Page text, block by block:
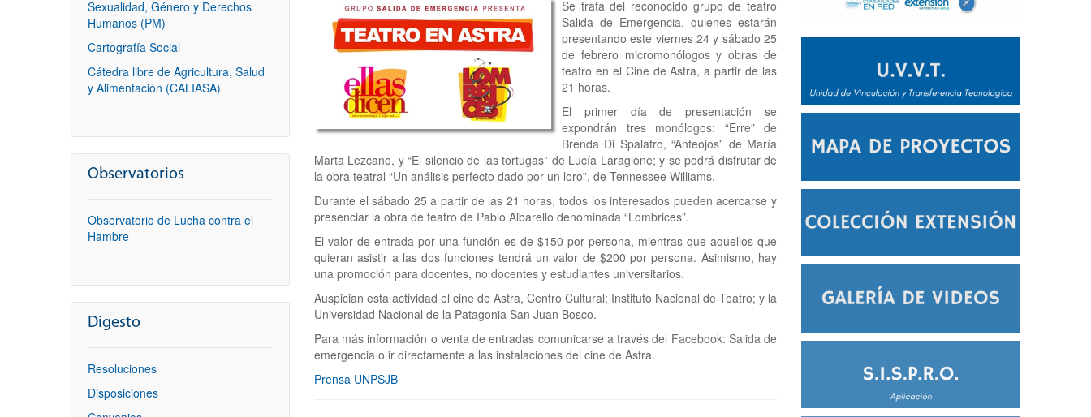
Sexualidad, Género y Derechos
Humanos (PM)
Cartografía Social
Cátedra libre de Agricultura, Salud
y Alimentación (CALIASA)
Observatorios
Observatorio de Lucha contra el
Hambre
Digesto
Resoluciones
Disposiciones
Se trata del reconocido grupo de teatro
Salida de Emergencia, quienes estarán
presentando este viernes 24 y sábado 25
de febrero micromonólogos y obras de
teatro en el Cine de Astra, a partir de las
21 horas.
El primer día de presentación se
expondrán tres monólogos: “Erre” de
Brenda Di Spalatro, “Anteojos” de María
Marta Lezcano, y “El silencio de las tortugas” de Lucía Laragione; y se podrá disfrutar de
la obra teatral “Un análisis perfecto dado por un loro”, de Tennessee Williams.
Durante el sábado 25 a partir de las 21 horas, todos los interesados pueden acercarse y
presenciar la obra de teatro de Pablo Albarello denominada “Lombrices”.
El valor de entrada por una función es de $150 por persona, mientras que aquellos que
quieran asistir a las dos funciones tendrá un valor de $200 por persona. Asimismo, hay
una promoción para docentes, no docentes y estudiantes universitarios.
Auspician esta actividad el cine de Astra, Centro Cultural; Instituto Nacional de Teatro; y la
Universidad Nacional de la Patagonia San Juan Bosco.
Para más información o venta de entradas comunicarse a través del Facebook: Salida de
emergencia o ir directamente a las instalaciones del cine de Astra.
Prensa UNPSJB